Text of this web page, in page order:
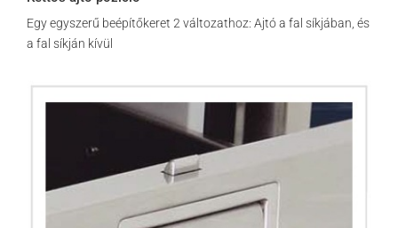
Egy egyszerű beépítőkeret 2 változathoz: Ajtó a fal síkjában, és
a fal síkján kívül